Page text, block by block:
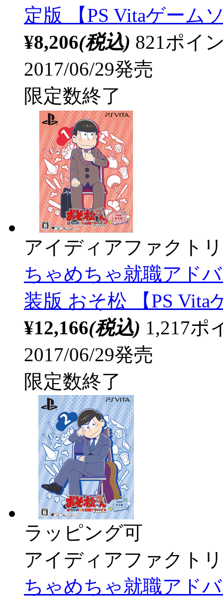
定版 【PS Vitaゲーム
¥8,206(税込) 821ポイ
2017/06/29発売
限定数終了
アイディアファクト
ちゃめちゃ就職アド
装版 おそ松 【PS Vita
¥12,166(税込) 1,217ポ
2017/06/29発売
限定数終了
ラッピング可
アイディアファクト
ちゃめちゃ就職アド